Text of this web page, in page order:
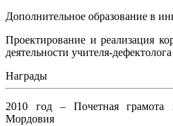
Дополнительное образование в
Проектирование и реализация
деятельности учителя-дефектолога
Награды
2010 год – Почетная грамота
Мордовия